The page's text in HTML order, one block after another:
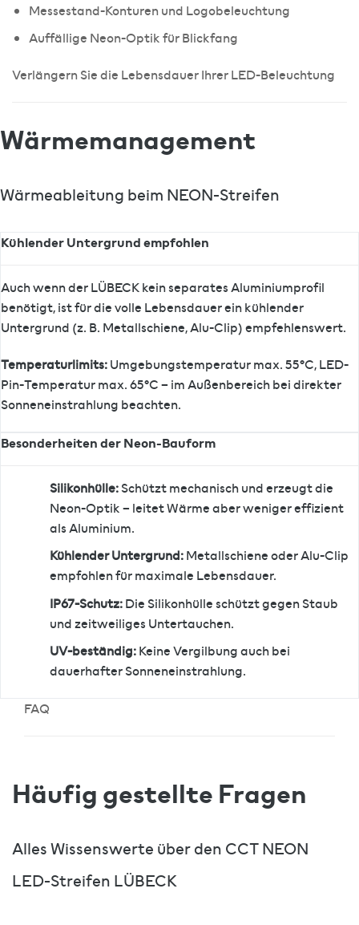
Messestand-Konturen und Logobeleuchtung
Auffällige Neon-Optik für Blickfang
Verlängern Sie die Lebensdauer Ihrer LED-Beleuchtung
Wärmemanagement
Wärmeableitung beim NEON-Streifen
Kühlender Untergrund empfohlen
Auch wenn der LÜBECK kein separates Aluminiumprofil
benötigt, ist für die volle Lebensdauer ein kühlender
Untergrund (z. B. Metallschiene, Alu-Clip) empfehlenswert.
Temperaturlimits:Umgebungstemperatur max. 55°C, LED-
Pin-Temperatur max. 65°C – im Außenbereich bei direkter
Sonneneinstrahlung beachten.
Besonderheiten der Neon-Bauform
Silikonhülle:Schützt mechanisch und erzeugt die
Neon-Optik – leitet Wärme aber weniger effizient
als Aluminium.
Kühlender Untergrund:Metallschiene oder Alu-Clip
empfohlen für maximale Lebensdauer.
IP67-Schutz:Die Silikonhülle schützt gegen Staub
und zeitweiliges Untertauchen.
UV-beständig:Keine Vergilbung auch bei
dauerhafter Sonneneinstrahlung.
FAQ
Häufig gestellte Fragen
Alles Wissenswerte über den CCT NEON
LED-Streifen LÜBECK